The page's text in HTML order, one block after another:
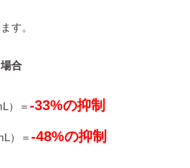
す。
合
）＝‐33%の抑制
）＝‐48%の抑制